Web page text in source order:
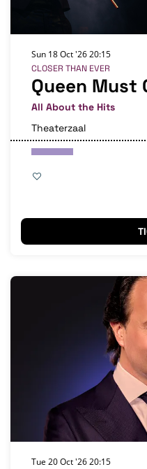
Queen Must
All About the Hits
CLOSER THAN EVER
Sun 18 Oct '2620:15
Theaterzaal
Tue 20 Oct '2620:15